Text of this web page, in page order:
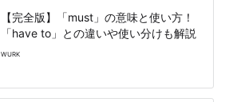
【完全版】「must」の意味と使い方！
「have to」との違いや使い分けも解説
WURK